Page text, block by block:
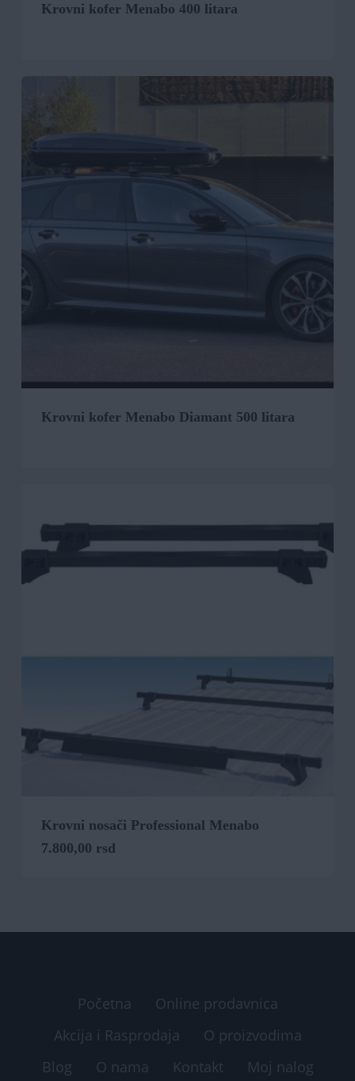
Krovni kofer Menabo 400 litara
Krovni kofer Menabo Diamant 500 litara
Krovni nosači Professional Menabo
7.800,00 rsd
Početna
Online prodavnica
Akcija i Rasprodaja
O proizvodima
Blog
O nama Kontakt Moj nalog